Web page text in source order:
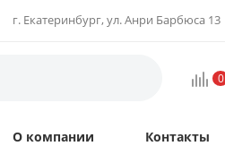
г. Екатеринбург, ул. Анри Барбюса 13
0
О компании Контакты